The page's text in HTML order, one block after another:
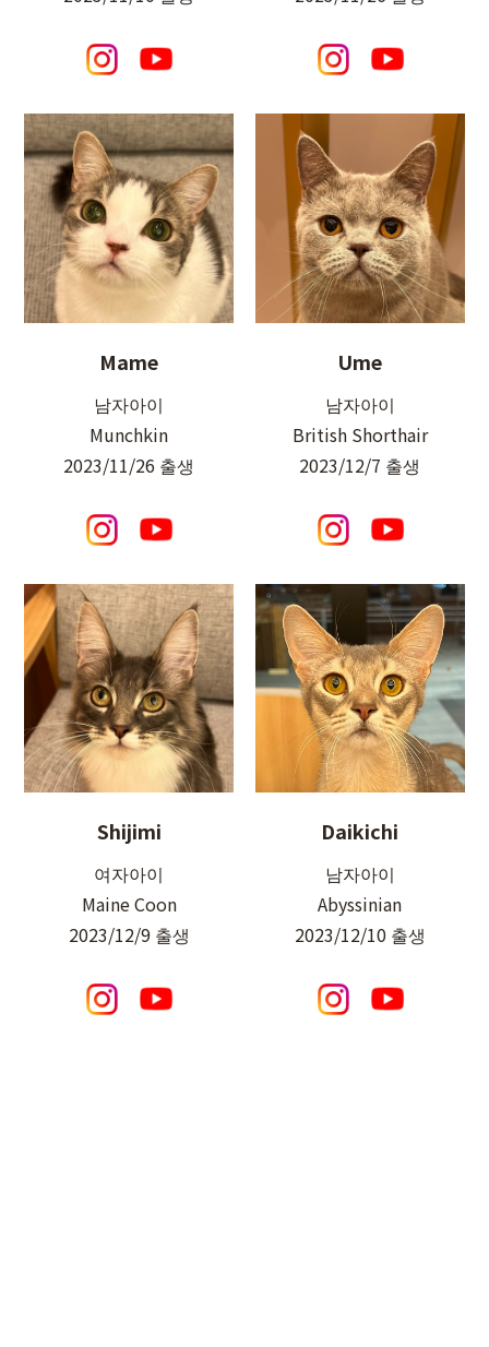
Mame
남자아이
Munchkin
2023/11/26 출생
Ume
남자아이
British Shorthair
2023/12/7 출생
Shijimi
여자아이
Maine Coon
2023/12/9 출생
Daikichi
남자아이
Abyssinian
2023/12/10 출생